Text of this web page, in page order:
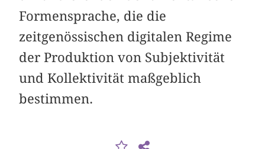
Formensprache, die die
zeitgenössischen digitalen Regime
der Produktion von Subjektivität
und Kollektivität maßgeblich
bestimmen.